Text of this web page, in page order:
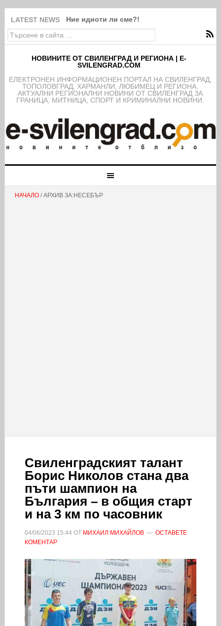
LATEST NEWS Ние идиоти ли сме?!
НОВИНИТЕ ОТ СВИЛЕНГРАД И РЕГИОНА | E-
SVILENGRAD.COM
EЛЕКТРОНЕН ИНФОРМАЦИОНЕН ПОРТАЛ НА СВИЛЕНГРАД,
ТОПОЛОВГРАД, ХАРМАНЛИ, ЛЮБИМЕЦ И РЕГИОНА.
АКТУАЛНИ РЕГИОНАЛНИ НОВИНИ ОТ СВИЛЕНГРАД ЗА
ГРАНИЦА, МИТНИЦА, СПОРТ И КРИМИНАЛНИ НОВИНИ.
НАЧАЛО/ АРХИВ ЗА:НЕСЕБЪР
Свиленградският талант
Борис Николов стана два
пъти шампион на
България – в общия старт
и на 3 км по часовник
04/06/2023 15:44ОТ МИХАИЛ МИХАЙЛОВ
ОСТАВЕТЕ
КОМЕНТАР